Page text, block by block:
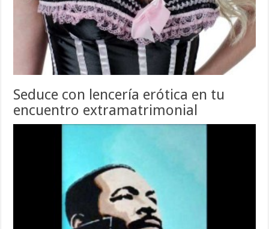
Seduce con lencería erótica en tu
encuentro extramatrimonial